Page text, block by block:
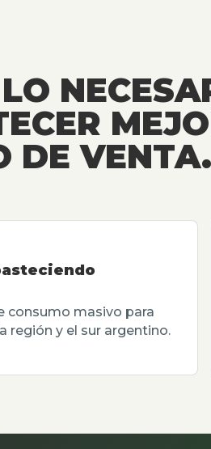
DE VENTA.
consumo masivo para
región y el sur argentino.